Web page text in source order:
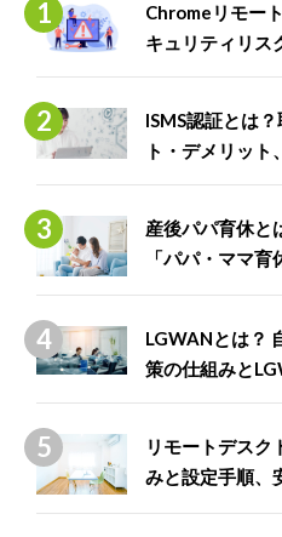
Chromeリモー
キュリティリス
ISMS認証とは
ト・デメリッ
産後パパ育休と
「パパ・ママ
LGWANとは？
策の仕組みと
リモートデスク
みと設定手順、